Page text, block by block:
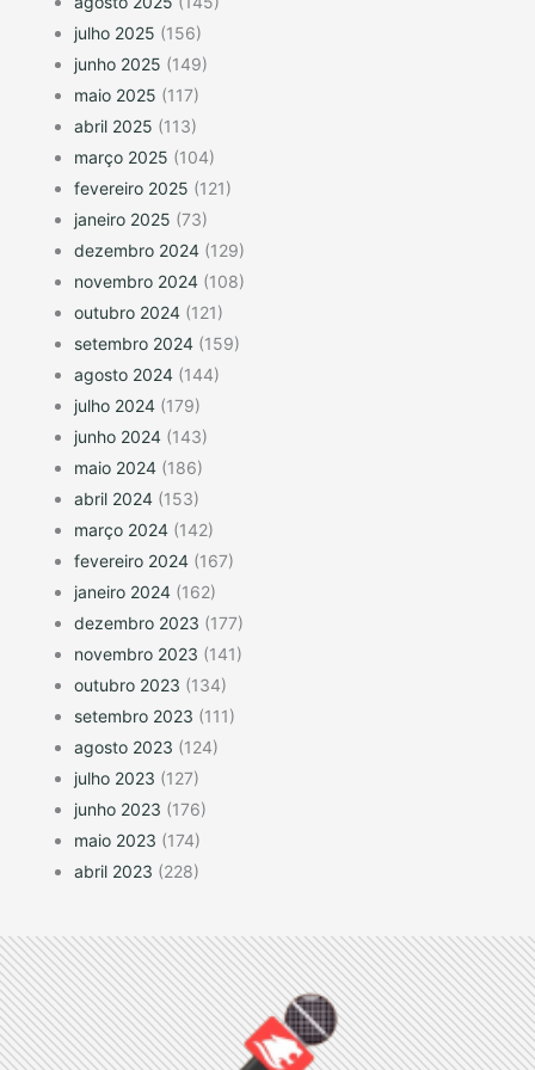
julho 2025 (156)
junho 2025 (149)
maio 2025 (117)
abril 2025 (113)
março 2025 (104)
fevereiro 2025 (121)
janeiro 2025 (73)
dezembro 2024 (129)
novembro 2024 (108)
outubro 2024 (121)
setembro 2024 (159)
agosto 2024 (144)
julho 2024 (179)
junho 2024 (143)
maio 2024 (186)
abril 2024 (153)
março 2024 (142)
fevereiro 2024 (167)
janeiro 2024 (162)
dezembro 2023 (177)
novembro 2023 (141)
outubro 2023 (134)
setembro 2023 (111)
agosto 2023 (124)
julho 2023 (127)
junho 2023 (176)
maio 2023 (174)
abril 2023 (228)